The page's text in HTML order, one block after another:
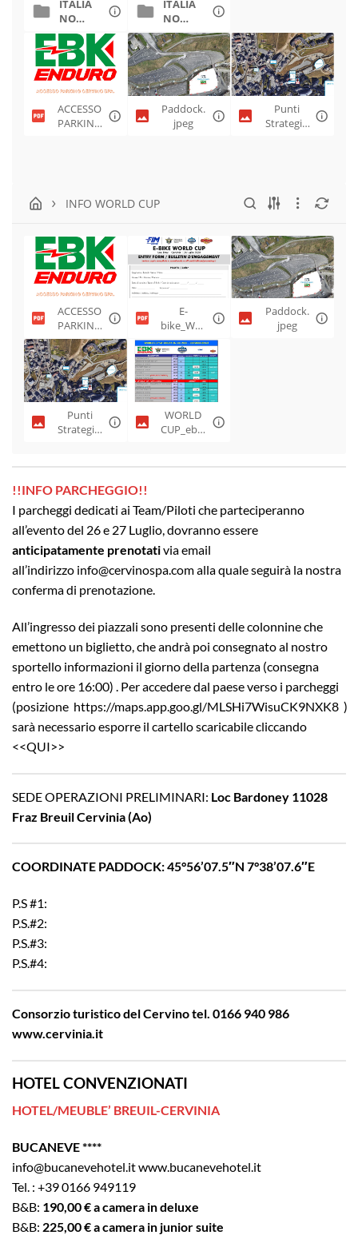
ITALIA
NO
DOME
NICA
ITALIA
NO
SABAT
O
ACCESSO
PARKING
Paddock.
jpeg
Punti
Strategici
INFO WORLD CUP
ACCESSO
PARKING
CERVINO
SPA.pdf
E-
bike_WC_
Entry
form_Cer
vinia.pdf
Paddock.
jpeg
Punti
Strategici
WORLD
CUP_ebik
!!INFO PARCHEGGIO!!
I parcheggi dedicati ai Team/Piloti che parteciperanno
all’evento del 26 e 27 Luglio, dovranno essere
anticipatamente prenotativia email
all’indirizzo info@cervinospa.comalla quale seguirà la nostra
conferma di prenotazione.
All’ingresso dei piazzali sono presenti delle colonnine che
emettono un biglietto, che andrà poi consegnato al nostro
sportello informazioni il giorno della partenza (consegna
entro le ore 16:00) . Per accedere dal paese verso i parcheggi
(posizione https://maps.app.goo.gl/MLSHi7WisuCK9NXK8 )
sarà necessario esporre il cartello scaricabile cliccando
<<QUI>>
SEDE OPERAZIONI PRELIMINARI: Loc Bardoney 11028
Fraz Breuil Cervinia (Ao)
COORDINATE PADDOCK:45°56’07.5″N 7°38’07.6″E
P.S #1:
P.S.#2:
P.S.#3:
P.S.#4:
Consorzio turistico del Cervino tel. 0166 940 986
www.cervinia.it
HOTEL CONVENZIONATI
HOTEL/MEUBLE’ BREUIL-CERVINIA
BUCANEVE ****
info@bucanevehotel.it www.bucanevehotel.it
Tel. : +39 0166 949119
B&B: 190,00 € a camera in deluxe
B&B: 225,00 € a camera in junior suite